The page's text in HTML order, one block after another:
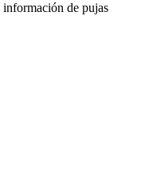
información de pujas